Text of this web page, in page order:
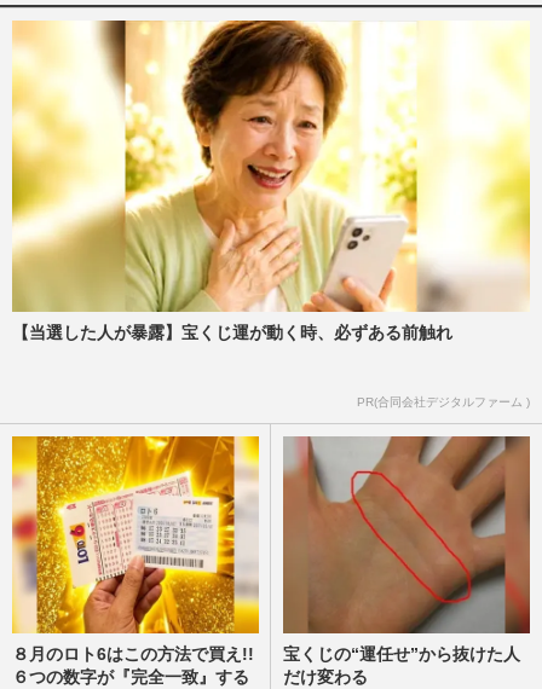
《佳子さまの歩み》愛子さまや佳子さまが
結婚後も残るのに「夫と子は一般人」…皇
室典範改正案に潜む“あま…
週刊女性2026年7月28日・8月4日号 2026/7/19
愛子さまと佳子さまのパールとおそろいヘ
アで「姉妹コーデ」と天皇家と秋篠宮家が
茶会で見せた「絆のリンク…
週刊女性PRIME 2026/7/16
《佳子さまの歩み》「皇族として親しまれ
【当選した人が暴露】宝くじ運が動く時、必ずある前触れ
PR(合同会社デジタルファーム )
８月のロト6はこの方法で買え!!
６つの数字が『完全一致』する
宝くじの“運任せ”から抜けた人
だけ変わる